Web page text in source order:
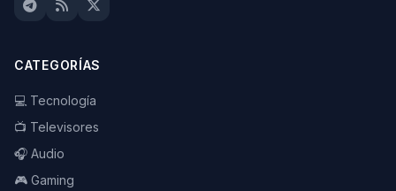
CATEGORÍAS
💻 Tecnología
📺 Televisores
🎧 Audio
🎮 Gaming